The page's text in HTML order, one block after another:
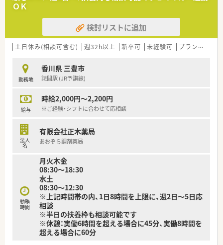
■香川県内全域に店舗展開中企業です。
■社長は県薬剤師会の常務理事と坂出市薬剤師会の会長をされ
ており、常に最新の薬局業界傾向を知ることができます。
■薬局運営以外にも保育園やサービス付き高齢者住宅などの社
■奨学金返済のための手当支給制度あります。（5年間）
■スポーツファーマシスト等各種資格取得にも積極的な法人で
す。
■想定年収は500万円から690万円となっており、これまでのご
経験やスキルによってはさらに高年収のご相談も可能です。
転勤の心配もないため住み慣れた地域で長く働くことができま
す。
ＯＫ
検討リストに追加
土日休み(相談可含む) 週32h以上 新卒可 未経験可 ブランク可
勤務地
香川県 三豊市
詫間駅 (JR予讃線)
給与
時給2,000円～2,200円
※ご経験・シフトに合わせて応相談
法人
名
有限会社正木薬局
あおぞら調剤薬局
勤務
時間
月火木金
08:30～18:30
水土
08:30～12:30
※上記時間帯の内、1日8時間を上限に、週2日～5日応
相談
※半日の扶養枠も相談可能です
※休憩：実働6時間を超える場合に45分、実働8時間を
超える場合に60分